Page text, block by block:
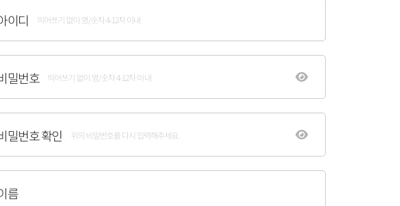
이디 띄어쓰기 없이 영/숫자 4-12자 이내
밀번호 띄어쓰기 없이 영/숫자 4-12자 이내
밀번호 확인 위의 비밀번호를 다시 입력해주세요.
름